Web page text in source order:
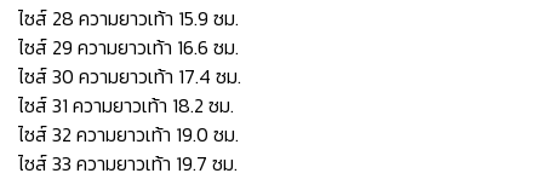
ไซส์ 28 ความยาวเท้า 15.9 ซม.
ไซส์ 29 ความยาวเท้า 16.6 ซม.
ไซส์ 30 ความยาวเท้า 17.4 ซม.
ไซส์ 31 ความยาวเท้า 18.2 ซม.
ไซส์ 32 ความยาวเท้า 19.0 ซม.
ไซส์ 33 ความยาวเท้า 19.7 ซม.